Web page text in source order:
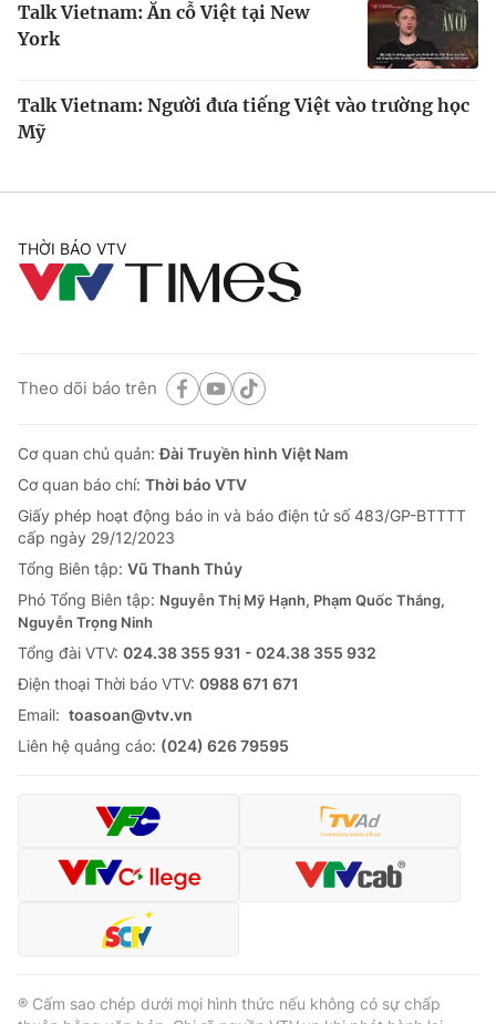
Talk Vietnam: Ăn cỗ Việt tại New
York
Talk Vietnam: Người đưa tiếng Việt vào trường học
Mỹ
THỜI BÁO VTV
Theo dõi báo trên
Cơ quan chủ quản:Đài Truyền hình Việt Nam
Cơ quan báo chí: Thời báo VTV
Giấy phép hoạt động báo in và báo điện tử số 483/GP-BTTTT
cấp ngày 29/12/2023
Tổng Biên tập: Vũ Thanh Thủy
Phó Tổng Biên tập: Nguyễn Thị Mỹ Hạnh, Phạm Quốc Thắng,
Nguyễn Trọng Ninh
Tổng đài VTV: 024.38 355 931 - 024.38 355 932
Ðiện thoại Thời báo VTV: 0988 671 671
Email: toasoan@vtv.vn
Liên hệ quảng cáo: (024) 626 79595
® Cấm sao chép dưới mọi hình thức nếu không có sự chấp